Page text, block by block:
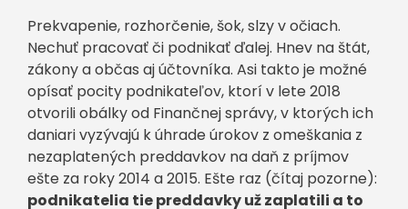
Prekvapenie, rozhorčenie, šok, slzy v očiach.
Nechuť pracovať či podnikať ďalej. Hnev na štát,
zákony a občas aj účtovníka. Asi takto je možné
opísať pocity podnikateľov, ktorí v lete 2018
otvorili obálky od Finančnej správy, v ktorých ich
daniari vyzývajú k úhrade úrokov z omeškania z
nezaplatených preddavkov na daň z príjmov
ešte za roky 2014 a 2015. Ešte raz (čítaj pozorne):
podnikatelia tie preddavky už zaplatili a to